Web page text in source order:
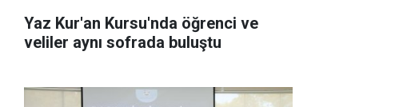
Yaz Kur'an Kursu'nda öğrenci ve
veliler aynı sofrada buluştu